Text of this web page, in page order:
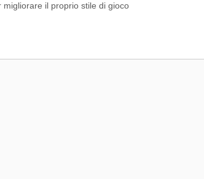
il proprio stile di gioco